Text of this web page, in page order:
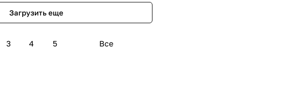
Загрузить еще
3 4 5 Все